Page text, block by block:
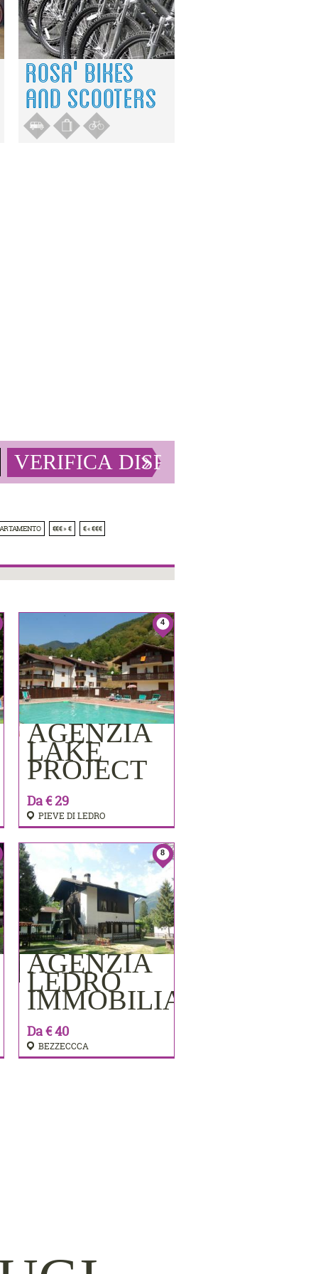
ROSA' BIKES
AND SCOOTERS
€€€ » € € « €€€
4
AGENZIA
LAKE
PROJECT
Da € 29
PIEVE DI LEDRO
PRENOTA
8
AGENZIA
LEDRO
IMMOBILIARE
Da € 40
BEZZECCCA
PRENOTA